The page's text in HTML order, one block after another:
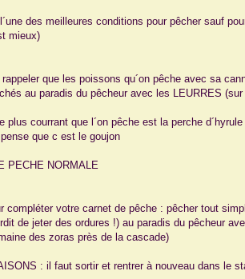
des meilleures conditions pour pêcher sauf
mieux)
que les poissons qu´on pêche avec sa
au paradis du pêcheur avec les LEURRES
plus courrant que l´on pêche est la perche
que c est le goujon
PECHE NORMALE
compléter votre carnet de pêche : pêcher tout
de jeter des ordures !) au paradis du pêcheur
des zoras près de la cascade)
: il faut sortir et rentrer à nouveau dans le